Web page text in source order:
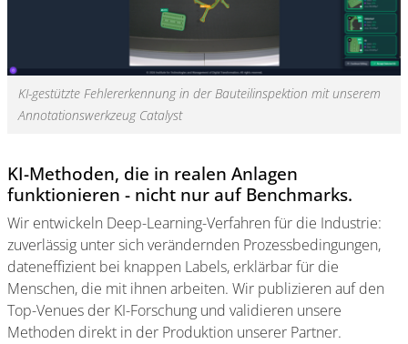
KI-gestützte Fehlererkennung in der Bauteilinspektion mit unserem
Annotationswerkzeug Catalyst
KI-Methoden, die in realen Anlagen
funktionieren - nicht nur auf Benchmarks.
Wir entwickeln Deep-Learning-Verfahren für die Industrie:
zuverlässig unter sich verändernden Prozessbedingungen,
dateneffizient bei knappen Labels, erklärbar für die
Menschen, die mit ihnen arbeiten. Wir publizieren auf den
Top-Venues der KI-Forschung und validieren unsere
Methoden direkt in der Produktion unserer Partner.